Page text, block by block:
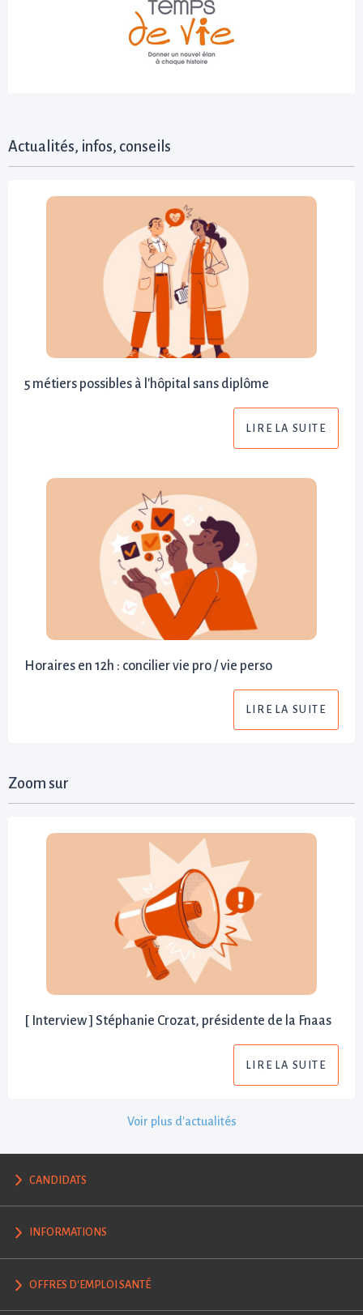
Actualités, infos, conseils
5 métiers possibles à l'hôpital sans diplôme
LIRE LA SUITE
Horaires en 12h : concilier vie pro / vie perso
LIRE LA SUITE
Zoom sur
[ Interview ] Stéphanie Crozat, présidente de la Fnaas
LIRE LA SUITE
Voir plus d'actualités
CANDIDATS
INFORMATIONS
OFFRES D'EMPLOI SANTÉ